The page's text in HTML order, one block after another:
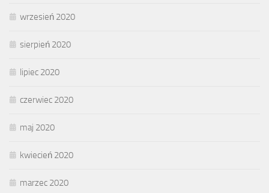
wrzesień 2020
sierpień 2020
lipiec 2020
czerwiec 2020
maj 2020
kwiecień 2020
marzec 2020